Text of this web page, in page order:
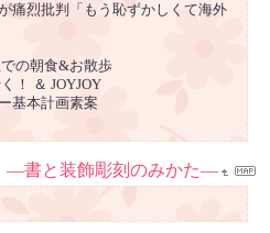
痛烈批判「もう恥ずかしくて海外
の朝食&お散歩
！ ＆ JOYJOY
基本計画素案
書と装飾彫刻のみかた―